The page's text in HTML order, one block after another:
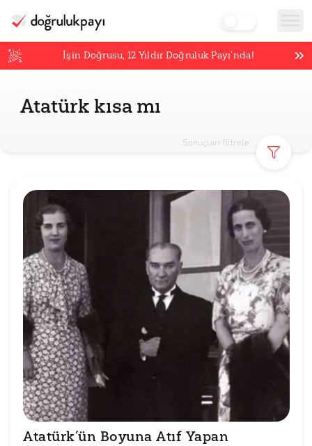
İşin Doğrusu,12 Yıldır Doğruluk Payı’nda!
Atatürk kısa mı
Sonuçları filtrele
Atatürk’ün Boyuna Atıf Yapan